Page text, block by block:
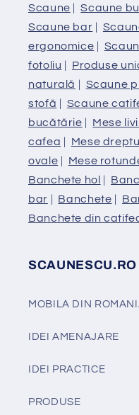
Scaune |Scaune
Scaune bar |
ergonomice |
fotoliu | Produse
naturală | Scaune
stofă | Scaune
bucătărie | Mese
cafea | Mese
ovale | Mese
Banchete hol |
bar | Banchete |
Banchete din
SCAUNESCU.RO
MOBILA DIN
IDEI AMENAJARE
IDEI PRACTICE
PRODUSE